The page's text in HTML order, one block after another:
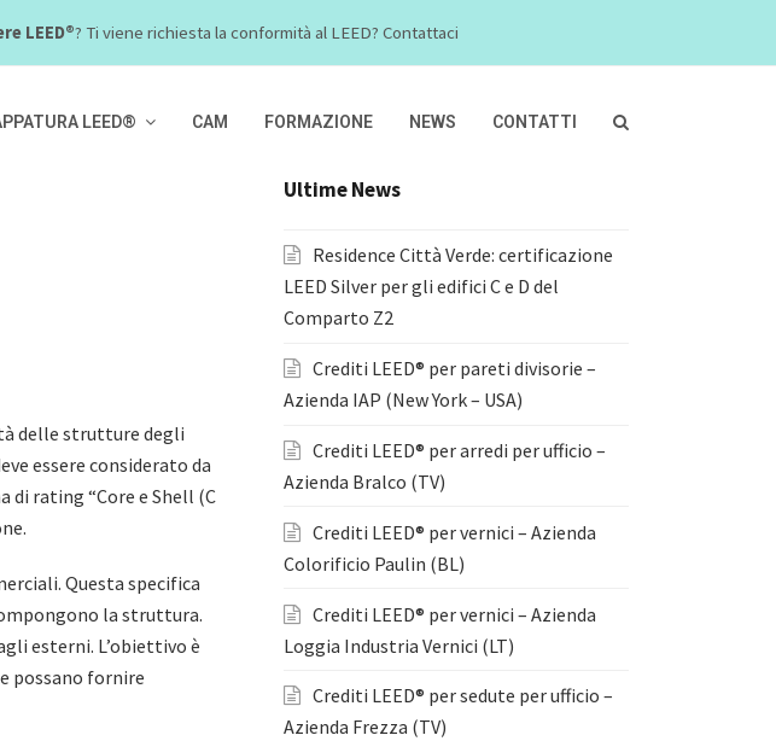
LEED®? Ti viene richiesta la conformità al LEED? Contattaci
LEED® CAM FORMAZIONE NEWS CONTATTI
delle strutture degli
essere considerato da
rating “Core e Shell (C
Questa specifica
la struttura.
esterni. L’obiettivo è
possano fornire
Ultime News
Residence Città Verde: certificazione
LEED Silver per gli edifici C e D del
Comparto Z2
Crediti LEED® per pareti divisorie –
Azienda IAP (New York – USA)
Crediti LEED® per arredi per ufficio –
Azienda Bralco (TV)
Crediti LEED® per vernici – Azienda
Colorificio Paulin (BL)
Crediti LEED® per vernici – Azienda
Loggia Industria Vernici (LT)
Crediti LEED® per sedute per ufficio –
Azienda Frezza (TV)